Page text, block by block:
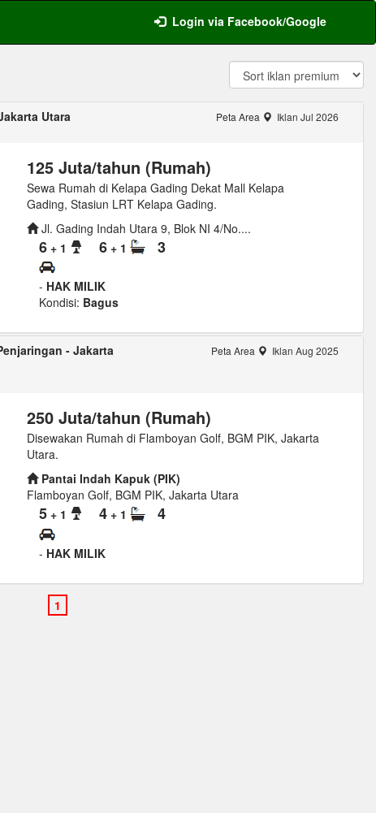
Login via Facebook/Google
Utara
Peta Area Iklan Jul 2026
125 Juta/tahun (Rumah)
Sewa Rumah di Kelapa Gading Dekat Mall Kelapa
Gading, Stasiun LRT Kelapa Gading.
Jl. Gading Indah Utara 9, Blok NI 4/No....
6 + 1 6 + 1 3
- HAK MILIK
Kondisi: Bagus
- Jakarta
Peta Area Iklan Aug 2025
250 Juta/tahun (Rumah)
Disewakan Rumah di Flamboyan Golf, BGM PIK, Jakarta
Utara.
Pantai Indah Kapuk (PIK)
Flamboyan Golf, BGM PIK, Jakarta Utara
5 + 1 4 + 1 4
- HAK MILIK